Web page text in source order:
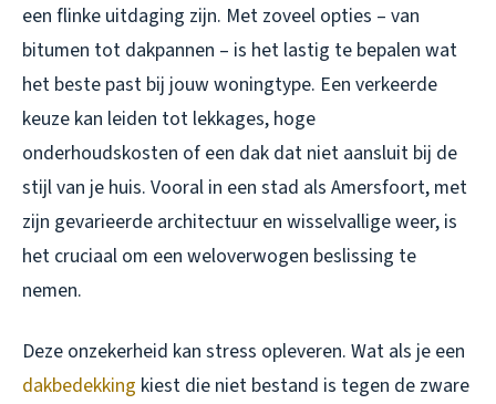
een flinke uitdaging zijn. Met zoveel opties – van
bitumen tot dakpannen – is het lastig te bepalen wat
het beste past bij jouw woningtype. Een verkeerde
keuze kan leiden tot lekkages, hoge
onderhoudskosten of een dak dat niet aansluit bij de
stijl van je huis. Vooral in een stad als Amersfoort, met
zijn gevarieerde architectuur en wisselvallige weer, is
het cruciaal om een weloverwogen beslissing te
nemen.
Deze onzekerheid kan stress opleveren. Wat als je een
dakbedekking kiest die niet bestand is tegen de zware